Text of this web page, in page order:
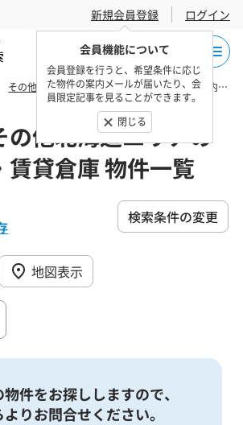
新規会員登録
会員機能について
会員登録を行うと、希望条件に応じ
た物件の案内メールが届いたり、会
員限定記事を見ることができます。
閉じる
ログイン
その他北海道エリア 渡島総合振興局木古内町の貸し倉庫・賃貸倉庫 物件一覧
の他北海道エリアの
賃貸倉庫 物件一覧
検索条件の変更
地図表示
件をお探ししますので、
りお問合せください。